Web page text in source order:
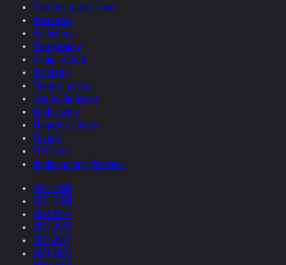
Catalogs group shows
Interviews
Art-history
Photography
Comic related
Scholarly
Theatre, opera
Text by Helnwein
Book covers
Magazine Covers
Posters
CD Covers
Books quoting Helnwein
2026-2025
2025-2024
2024-2023
2023-2022
2022-2021
2021-2020